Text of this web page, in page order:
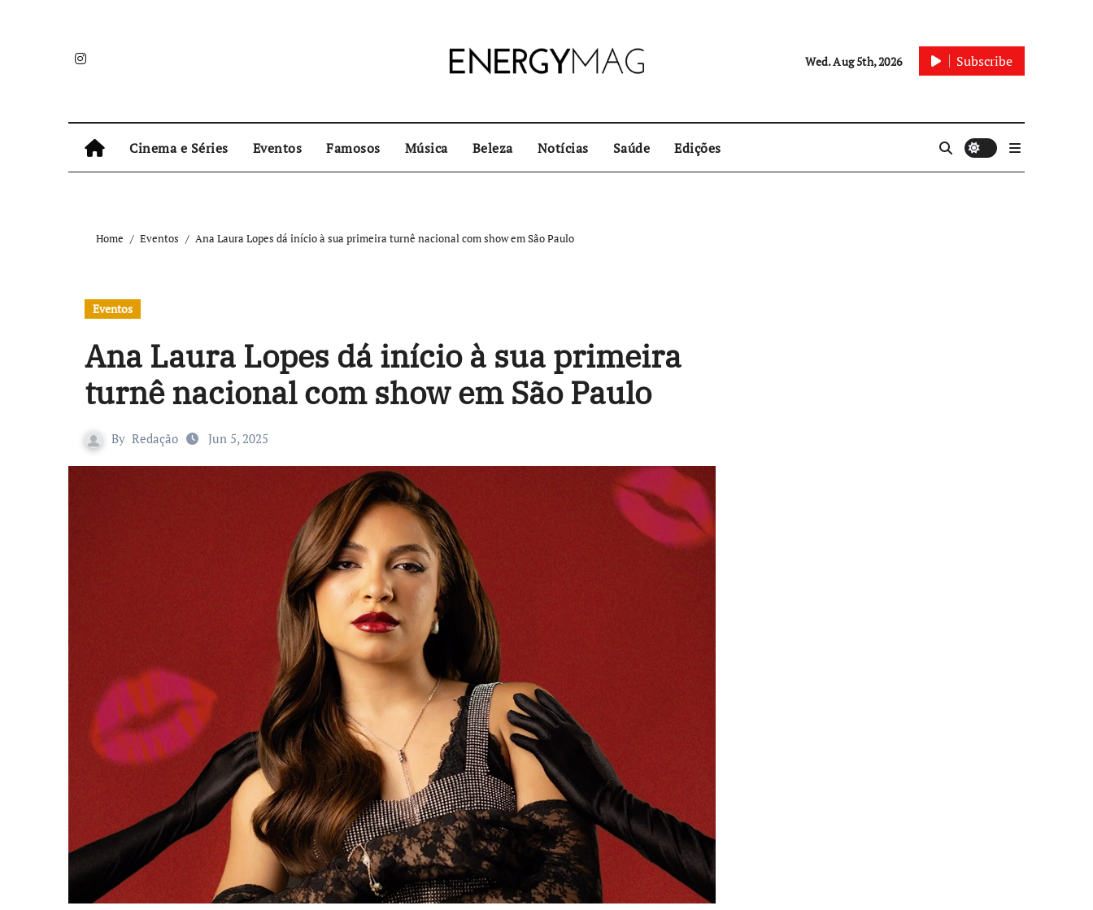
Wed. Aug 5th, 2026 Subscribe
Cinema e Séries Eventos Famosos Música Beleza Notícias Saúde Edições
Home Eventos Ana Laura Lopes dá início à sua primeira turnê nacional com show em São Paulo
Eventos
Ana Laura Lopes dá início à sua primeira
turnê nacional com show em São Paulo
By Redação Jun 5, 2025